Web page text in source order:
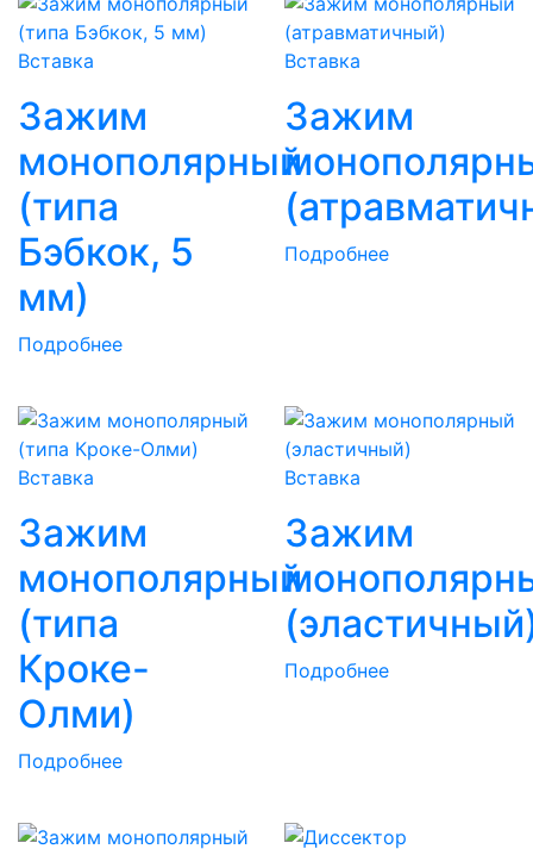
Вставка
Зажим
монополярный
(типа
Бэбкок, 5
мм)
Подробнее
Вставка
Зажим
Подробнее
Вставка
Зажим
монополярный
(типа
Кроке-
Олми)
Подробнее
Вставка
Зажим
Подробнее